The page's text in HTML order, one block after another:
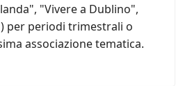
"Vivere a Dublino",
per periodi trimestrali o
associazione tematica.